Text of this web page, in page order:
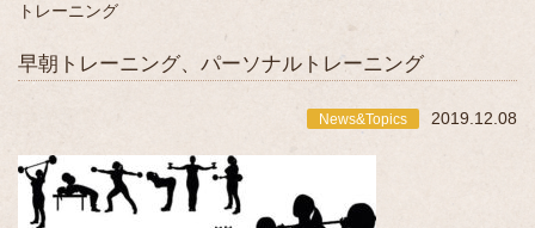
トレーニング
早朝トレーニング、パーソナルトレーニング
News&Topics 2019.12.08